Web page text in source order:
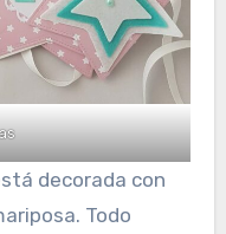
decorada con
Todo